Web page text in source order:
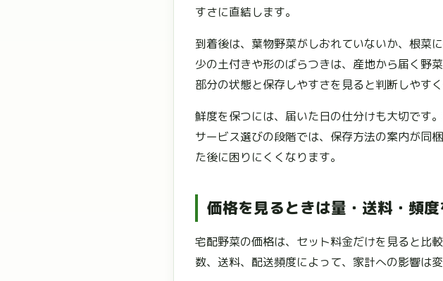
すさに直結します。
到着後は、葉物野菜がしおれていないか、根菜
少の土付きや形のばらつきは、産地から届く野
部分の状態と保存しやすさを見ると判断しやすく
鮮度を保つには、届いた日の仕分けも大切です
サービス選びの段階では、保存方法の案内が同
た後に困りにくくなります。
価格を見るときは量・送料・頻
宅配野菜の価格は、セット料金だけを見ると比
数、送料、配送頻度によって、家計への影響は変